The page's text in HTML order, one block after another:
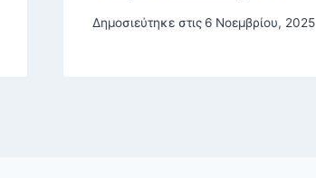
Δημοσιεύτηκε στις 6 Νοεμβρίου, 2025